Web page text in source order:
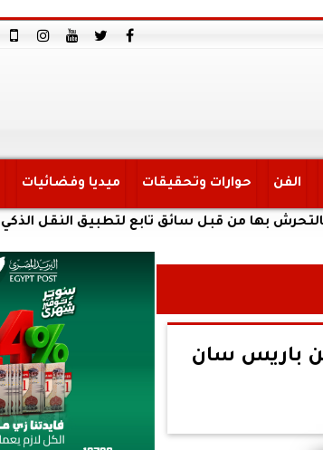
الفن حوارات وتحقيقات ميديا وفضائيات
من قبل سائق تابع لتطبيق النقل الذكي
من باريس سان